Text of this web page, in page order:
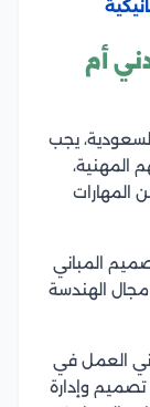
أم
يجب
المهنية،
المباني
الهندسة
العمل في
وإدارة